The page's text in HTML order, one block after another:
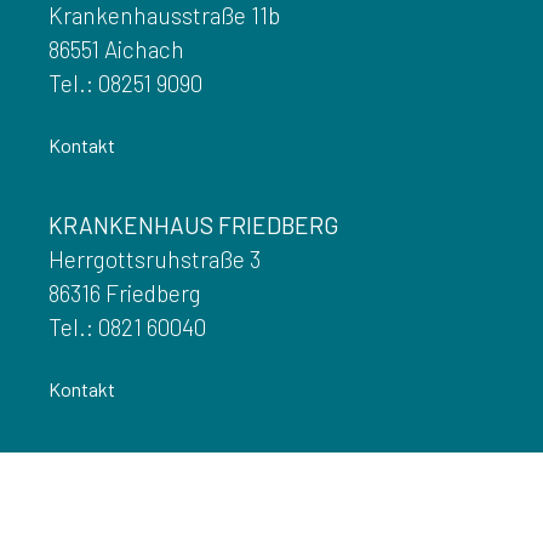
Krankenhausstraße 11b
86551 Aichach
Tel.: 08251 9090
Kontakt
KRANKENHAUS FRIEDBERG
Herrgottsruhstraße 3
86316 Friedberg
Tel.: 0821 60040
Kontakt